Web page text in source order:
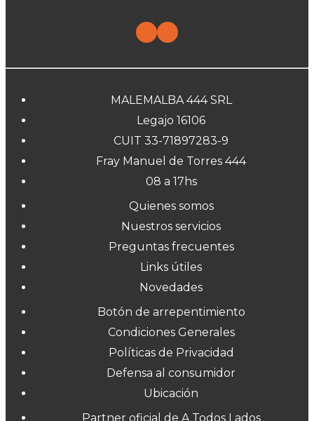
MALEMALBA 444 SRL
Legajo 16106
CUIT 33-71897283-9
Fray Manuel de Torres 444
08 a 17hs
Quienes somos
Nuestros servicios
Preguntas frecuentes
Links útiles
Novedades
Botón de arrepentimiento
Condiciones Generales
Políticas de Privacidad
Defensa al consumidor
Ubicación
Partner oficial de A Todos Lados